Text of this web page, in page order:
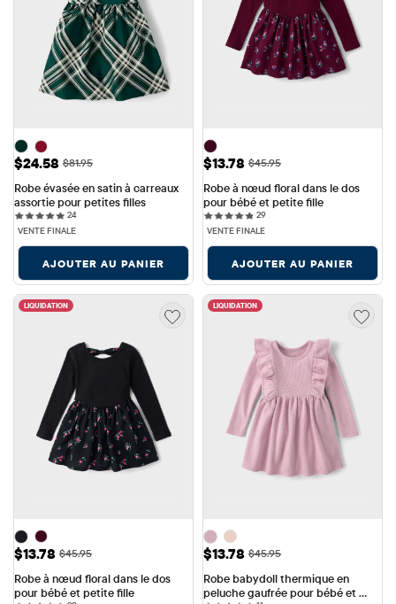
Prix ​​de vente: $24.58
$24.58 Prix ​​d'origine: $81.95
$81.95
Robe évasée en satin à carreaux
assortie pour petites filles
2424 reviews
VENTE FINALE
AJOUTER AU PANIER
Prix ​​de vente: $13.78
$13.78 Prix ​​d'origine: $45.95
$45.95
Robe à nœud floral dans le dos
pour bébé et petite fille
2929 reviews
VENTE FINALE
AJOUTER AU PANIER
LIQUIDATION
Prix ​​de vente: $13.78
$13.78 Prix ​​d'origine: $45.95
$45.95
Robe à nœud floral dans le dos
pour bébé et petite fille
LIQUIDATION
Prix ​​de vente: $13.78
$13.78 Prix ​​d'origine: $45.95
$45.95
Robe babydoll thermique en
peluche gaufrée pour bébé et